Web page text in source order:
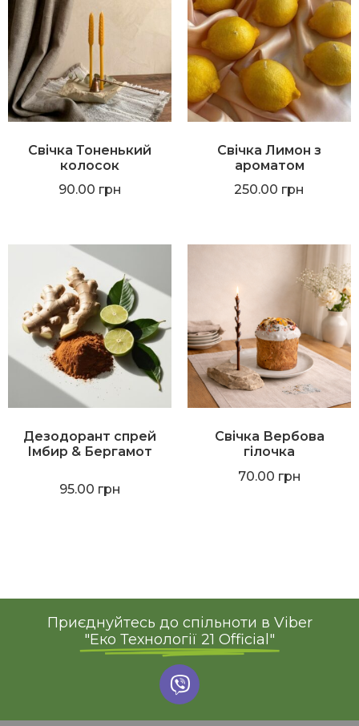
Свічка Тоненький
колосок
90.00 грн
Свічка Лимон з
ароматом
250.00 грн
Дезодорант спрей
Імбир & Бергамот
95.00 грн
Свічка Вербова
гілочка
70.00 грн
Приєднуйтесь до спільноти в Viber
"Еко Технології 21 Official"